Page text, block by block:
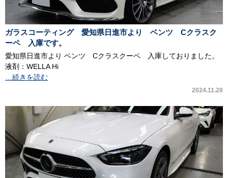
ガラスコーティング 愛知県日進市より ベンツ Cクラスク
ーペ 入庫です。
愛知県日進市より ベンツ Cクラスクーペ 入庫しておりました。
液剤：WELLA Hi
…続きを読む
2024.11.28